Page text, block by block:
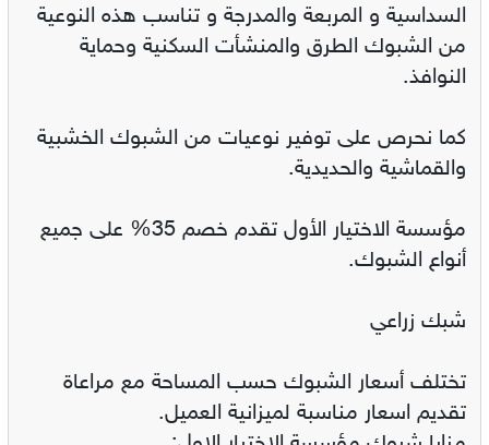
السداسية و المربعة والمدرجة و تناسب هذه النوعية
من الشبوك الطرق والمنشأت السكنية وحماية
النوافذ.
كما نحرص على توفير نوعيات من الشبوك الخشبية
والقماشية والحديدية.
مؤسسة الاختيار الأول تقدم خصم 35% على جميع
أنواع الشبوك.
شبك زراعي
تختلف أسعار الشبوك حسب المساحة مع مراعاة
تقديم اسعار مناسبة لميزانية العميل.